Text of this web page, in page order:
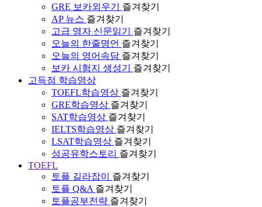
GRE 보카외우기
즐겨찾기
AP 뉴스 즐겨찾기
고급 영자 신문읽기
즐겨찾기
오늘의 한줄명언 즐겨찾기
오늘의 영어속담 즐겨찾기
보카 시험지 생성기
즐겨찾기
고득점 학습영상
TOEFL학습영상 즐겨찾기
GRE학습영상 즐겨찾기
SAT학습영상 즐겨찾기
IELTS학습영상 즐겨찾기
LSAT학습영상 즐겨찾기
성공유학스토리 즐겨찾기
TOEFL
토플 길라잡이
즐겨찾기
토플 Q&A 즐겨찾기
토플공부전략 즐겨찾기